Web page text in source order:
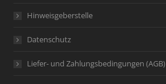
Hinweisgeberstelle
Datenschutz
Liefer- und Zahlungsbedingungen (AGB)